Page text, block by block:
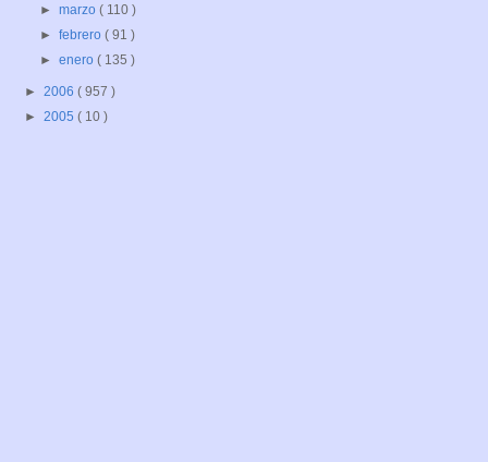
►marzo( 110 )
►febrero( 91 )
►enero( 135 )
► 2006 ( 957 )
► 2005 ( 10 )